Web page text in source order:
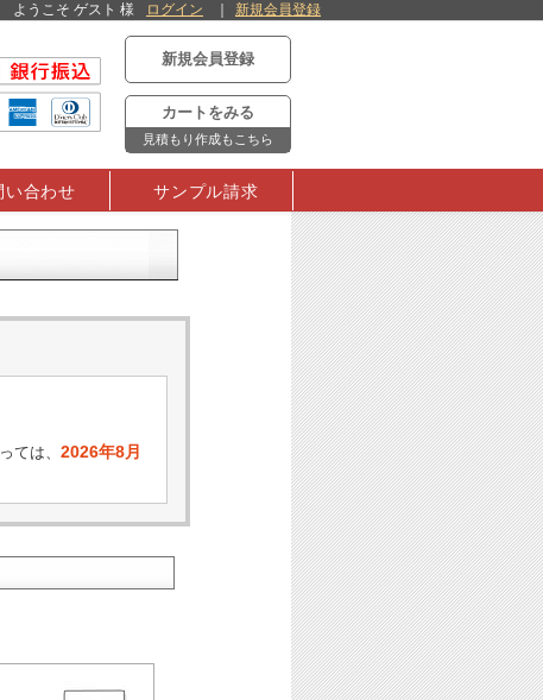
ようこそ ゲスト 様 ログイン 新規会員登録
新規会員登録
カートをみる
見積もり作成もこちら
い合わせ サンプル請求
ては、 2026年8月